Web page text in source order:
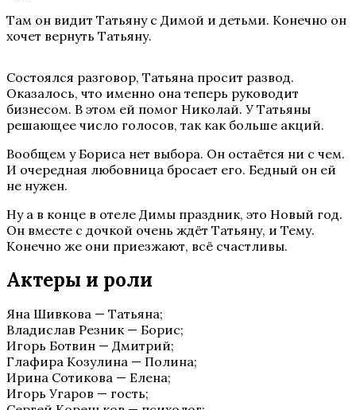
Там он видит Татьяну с Димой и детьми. Конечно он
хочет вернуть Татьяну.
Состоялся разговор, Татьяна просит развод.
Оказалось, что именно она теперь руководит
бизнесом. В этом ей помог Николай. У Татьяны
решающее число голосов, так как больше акций.
Вообщем у Бориса нет выбора. Он остаётся ни с чем.
И очередная любовница бросает его. Бедный он ей
не нужен.
Ну а в конце в отеле Димы праздник, это Новый год.
Он вместе с дочкой очень ждёт Татьяну, и Тему.
Конечно же они приезжают, всё счастливы.
Актеры и роли
Яна Шивкова — Татьяна;
Владислав Резник — Борис;
Игорь Ботвин — Дмитрий;
Глафира Козулина — Полина;
Ирина Сотикова — Елена;
Игорь Угаров — гость;